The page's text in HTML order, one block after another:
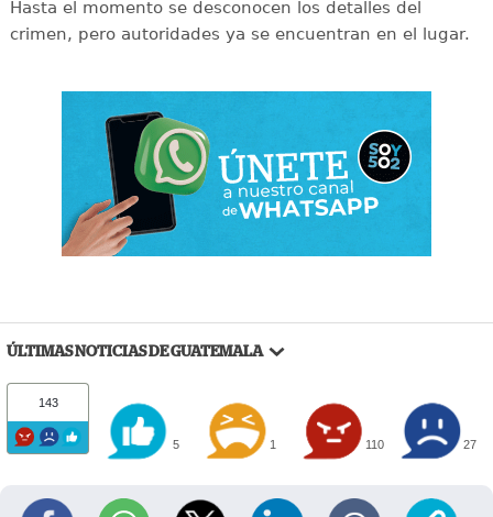
Hasta el momento se desconocen los detalles del
crimen, pero autoridades ya se encuentran en el lugar.
ÚLTIMAS NOTICIAS DE GUATEMALA
143
5 1 110 27